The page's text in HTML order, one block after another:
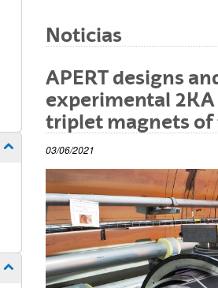
Mostrar/ocultar subpáginas
Mostrar/ocultar subpáginas
Noticias
APERT designs
experimental
triplet magnets of
03/06/2021